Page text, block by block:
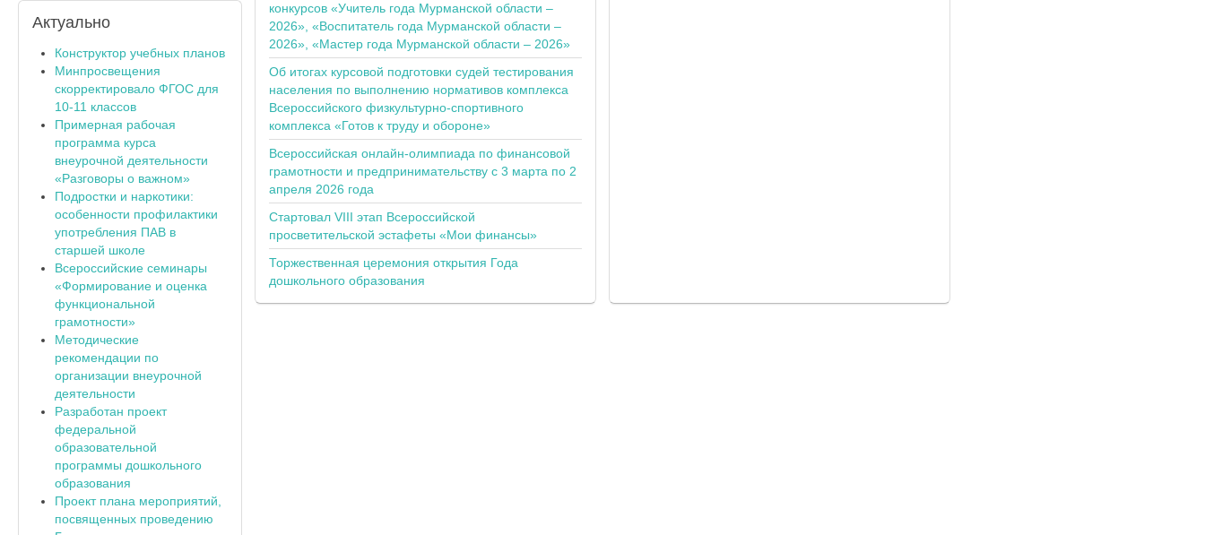
конкурсов «Учитель года Мурманской области –
2026», «Воспитатель года Мурманской области –
2026», «Мастер года Мурманской области – 2026»
Об итогах курсовой подготовки судей тестирования
населения по выполнению нормативов комплекса
Всероссийского физкультурно-спортивного
комплекса «Готов к труду и обороне»
Всероссийская онлайн-олимпиада по финансовой
грамотности и предпринимательству с 3 марта по 2
апреля 2026 года
Стартовал VIII этап Всероссийской
просветительской эстафеты «Мои финансы»
Торжественная церемония открытия Года
дошкольного образования
Актуально
Конструктор учебных планов
Минпросвещения
скорректировало ФГОС для
10-11 классов
Примерная рабочая
программа курса
внеурочной деятельности
«Разговоры о важном»
Подростки и наркотики:
особенности профилактики
употребления ПАВ в
старшей школе
Всероссийские семинары
«Формирование и оценка
функциональной
грамотности»
Методические
рекомендации по
организации внеурочной
деятельности
Разработан проект
федеральной
образовательной
программы дошкольного
образования
Проект плана мероприятий,
посвященных проведению